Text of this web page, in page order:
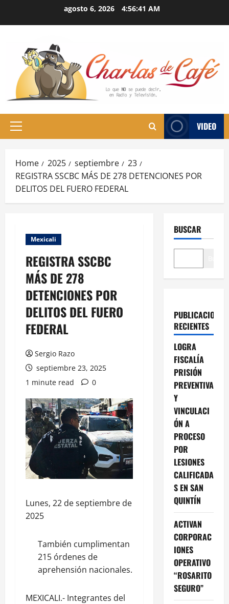
agosto 6, 2026 4:56:42 AM
Primary
VIDEO
Home 2025 septiembre
23
REGISTRA SSCBC MÁS DE 278 DETENCIONES POR
DELITOS DEL FUERO FEDERAL
Mexicali
REGISTRA SSCBC
MÁS DE 278
DETENCIONES POR
DELITOS DEL FUERO
FEDERAL
Sergio Razo
septiembre 23, 2025
1 minute read
0
Lunes, 22 de septiembre de
2025
También cumplimentan
215 órdenes de
aprehensión nacionales.
MEXICALI.- Integrantes del
BUSCAR
PUBLICACIONES
RECIENTES
LOGRA
FISCALÍA
PRISIÓN
PREVENTIVA
Y
VINCULACI
ÓN A
PROCESO
POR
LESIONES
CALIFICADA
S EN SAN
QUINTÍN
ACTIVAN
CORPORAC
IONES
OPERATIVO
“ROSARITO
SEGURO”